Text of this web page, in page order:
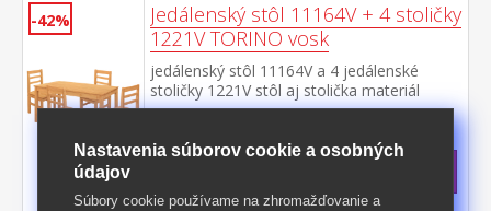
-42%
Jedálenský stôl 11164V + 4 stoličky
1221V TORINO vosk
jedálenský stôl 11164V a 4 jedálenské
stoličky 1221V stôl aj stolička materiál
masív borovica voskovaná v medovom
stola (š/h/v): 150 × 75 × 76 cm rozmer
Skladom: 17.9.2026
-42% 781,50 € **
Nastavenia súborov cookie a osobných
údajov
Súbory cookie používame na zhromažďovanie a